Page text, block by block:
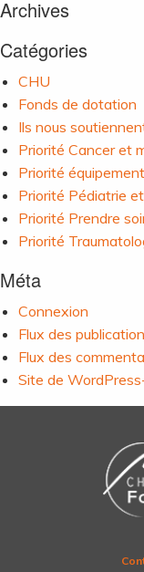
Archives
Catégories
CHU
Fonds de dotation
Ils nous
Priorité Cancer et
Priorité équipement
Priorité Pédiatrie
Priorité Prendre
Priorité
Méta
Connexion
Flux des
Flux des
Site de